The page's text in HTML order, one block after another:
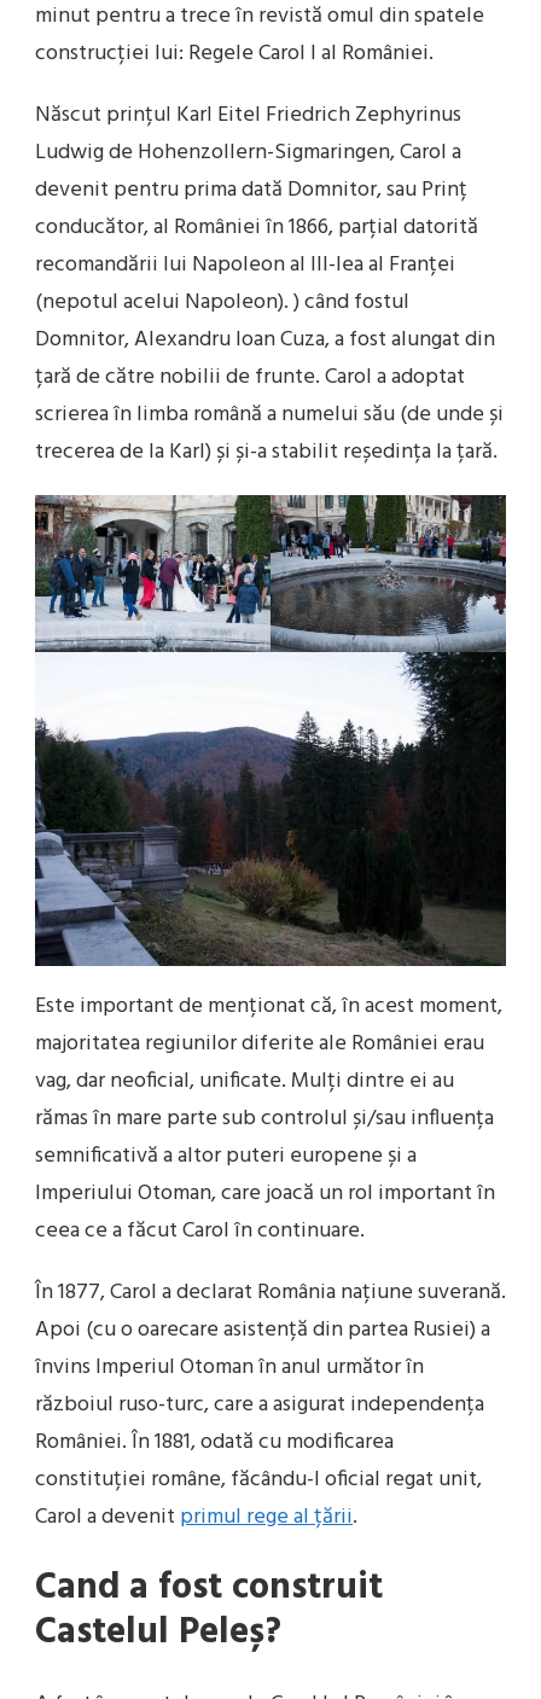
minut pentru a trece în revistă omul din spatele
construcției lui: Regele Carol I al României.
Născut prințul Karl Eitel Friedrich Zephyrinus
Ludwig de Hohenzollern-Sigmaringen, Carol a
devenit pentru prima dată Domnitor, sau Prinț
conducător, al României în 1866, parțial datorită
recomandării lui Napoleon al III-lea al Franței
(nepotul acelui Napoleon). ) când fostul
Domnitor, Alexandru Ioan Cuza, a fost alungat din
țară de către nobilii de frunte. Carol a adoptat
scrierea în limba română a numelui său (de unde și
trecerea de la Karl) și și-a stabilit reședința la țară.
Este important de menționat că, în acest moment,
majoritatea regiunilor diferite ale României erau
vag, dar neoficial, unificate. Mulți dintre ei au
rămas în mare parte sub controlul și/sau influența
semnificativă a altor puteri europene și a
Imperiului Otoman, care joacă un rol important în
ceea ce a făcut Carol în continuare.
În 1877, Carol a declarat România națiune suverană.
Apoi (cu o oarecare asistență din partea Rusiei) a
învins Imperiul Otoman în anul următor în
războiul ruso-turc, care a asigurat independența
României. În 1881, odată cu modificarea
constituției române, făcându-l oficial regat unit,
Carol a devenit primul rege al țării.
Cand a fost construit
Castelul Peleș?